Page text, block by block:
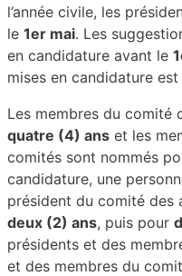
l’année civile, les
le 1er mai. Les
en candidature avant le
mises en candidature est
Les membres du comité
quatre (4) ans et les
comités sont nommés
candidature, une
président du comité des
deux (2) ans, puis pour
présidents et des
et des membres du